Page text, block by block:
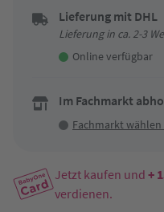
Lieferung mit DHL
Lieferung in ca. 2-3
Online verfügbar
Im Fachmarkt
Fachmarkt wählen
Jetzt kaufen und +
verdienen.